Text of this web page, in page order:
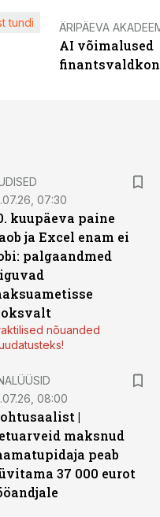
tundi ÄRIPÄEVA
AI võimalused
07:30
kuupäeva paine
ja Excel enam ei
palgaandmed
nõuanded
08:00
|
maksnud
peab
37 000 eurot